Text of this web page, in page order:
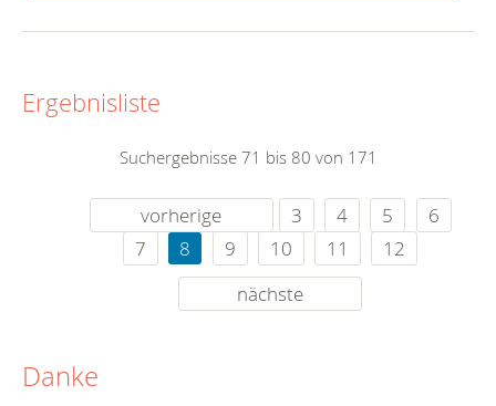
Ergebnisliste
Suchergebnisse 71 bis 80 von 171
vorherige 3 4 5
6
7
8 9 10 11
12
nächste
Danke